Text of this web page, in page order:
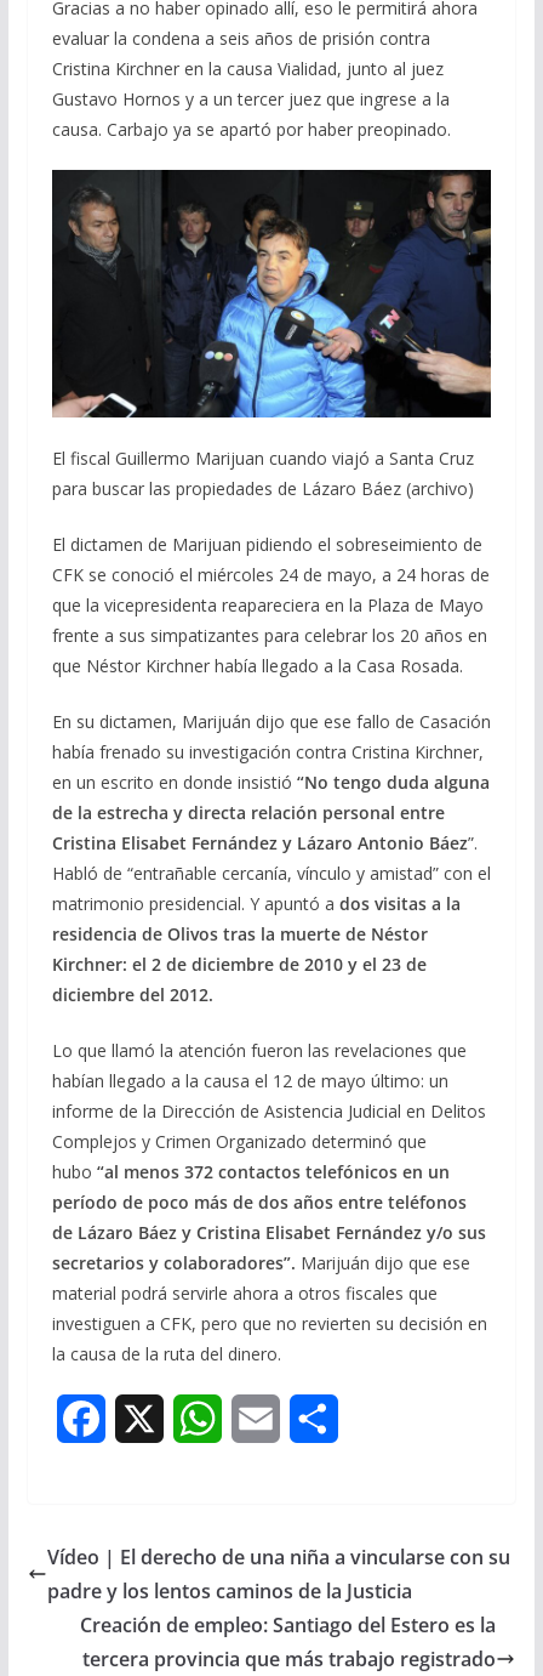
Gracias a no haber opinado allí, eso le permitirá ahora
evaluar la condena a seis años de prisión contra
Cristina Kirchner en la causa Vialidad, junto al juez
Gustavo Hornos y a un tercer juez que ingrese a la
causa. Carbajo ya se apartó por haber preopinado.
El fiscal Guillermo Marijuan cuando viajó a Santa Cruz
para buscar las propiedades de Lázaro Báez (archivo)
El dictamen de Marijuan pidiendo el sobreseimiento de
CFK se conoció el miércoles 24 de mayo, a 24 horas de
que la vicepresidenta reapareciera en la Plaza de Mayo
frente a sus simpatizantes para celebrar los 20 años en
que Néstor Kirchner había llegado a la Casa Rosada.
En su dictamen, Marijuán dijo que ese fallo de Casación
había frenado su investigación contra Cristina Kirchner,
en un escrito en donde insistió “No tengo duda alguna
de la estrecha y directa relación personal entre
Cristina Elisabet Fernández y Lázaro Antonio Báez”.
Habló de “entrañable cercanía, vínculo y amistad” con el
matrimonio presidencial. Y apuntó a dos visitas a la
residencia de Olivos tras la muerte de Néstor
Kirchner: el 2 de diciembre de 2010 y el 23 de
diciembre del 2012.
Lo que llamó la atención fueron las revelaciones que
habían llegado a la causa el 12 de mayo último: un
informe de la Dirección de Asistencia Judicial en Delitos
Complejos y Crimen Organizado determinó que
hubo “al menos 372 contactos telefónicos en un
período de poco más de dos años entre teléfonos
de Lázaro Báez y Cristina Elisabet Fernández y/o sus
secretarios y colaboradores”. Marijuán dijo que ese
material podrá servirle ahora a otros fiscales que
investiguen a CFK, pero que no revierten su decisión en
la causa de la ruta del dinero.
e
o
W
t
A
i
l
r
Vídeo | El derecho de una niña a vincularse con su
padre y los lentos caminos de la Justicia
Creación de empleo: Santiago del Estero es la
tercera provincia que más trabajo registrado